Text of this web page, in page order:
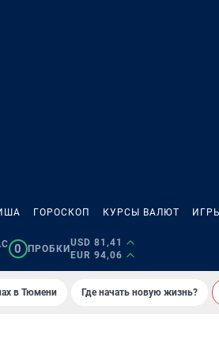
ГОРОСКОП КУРСЫ ВАЛЮТ ИГРЫ
0 ПРОБКИ
USD 81,41
EUR 94,06
в Тюмени Где начать новую жизнь?